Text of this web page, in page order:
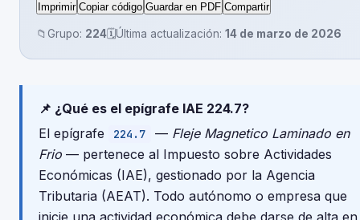
Imprimir Copiar código Guardar en PDF Compartir
📁 Grupo: 224🗓️Última actualización: 14 de marzo de 2026
📌 ¿Qué es el epígrafe IAE 224.7?
El epígrafe
224.7 — Fleje Magnetico Laminado en
Frio — pertenece al Impuesto sobre Actividades
Económicas (IAE), gestionado por la Agencia
Tributaria (AEAT). Todo autónomo o empresa que
inicie una actividad económica debe darse de alta en